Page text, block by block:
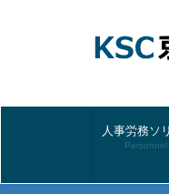
人事労務ソ